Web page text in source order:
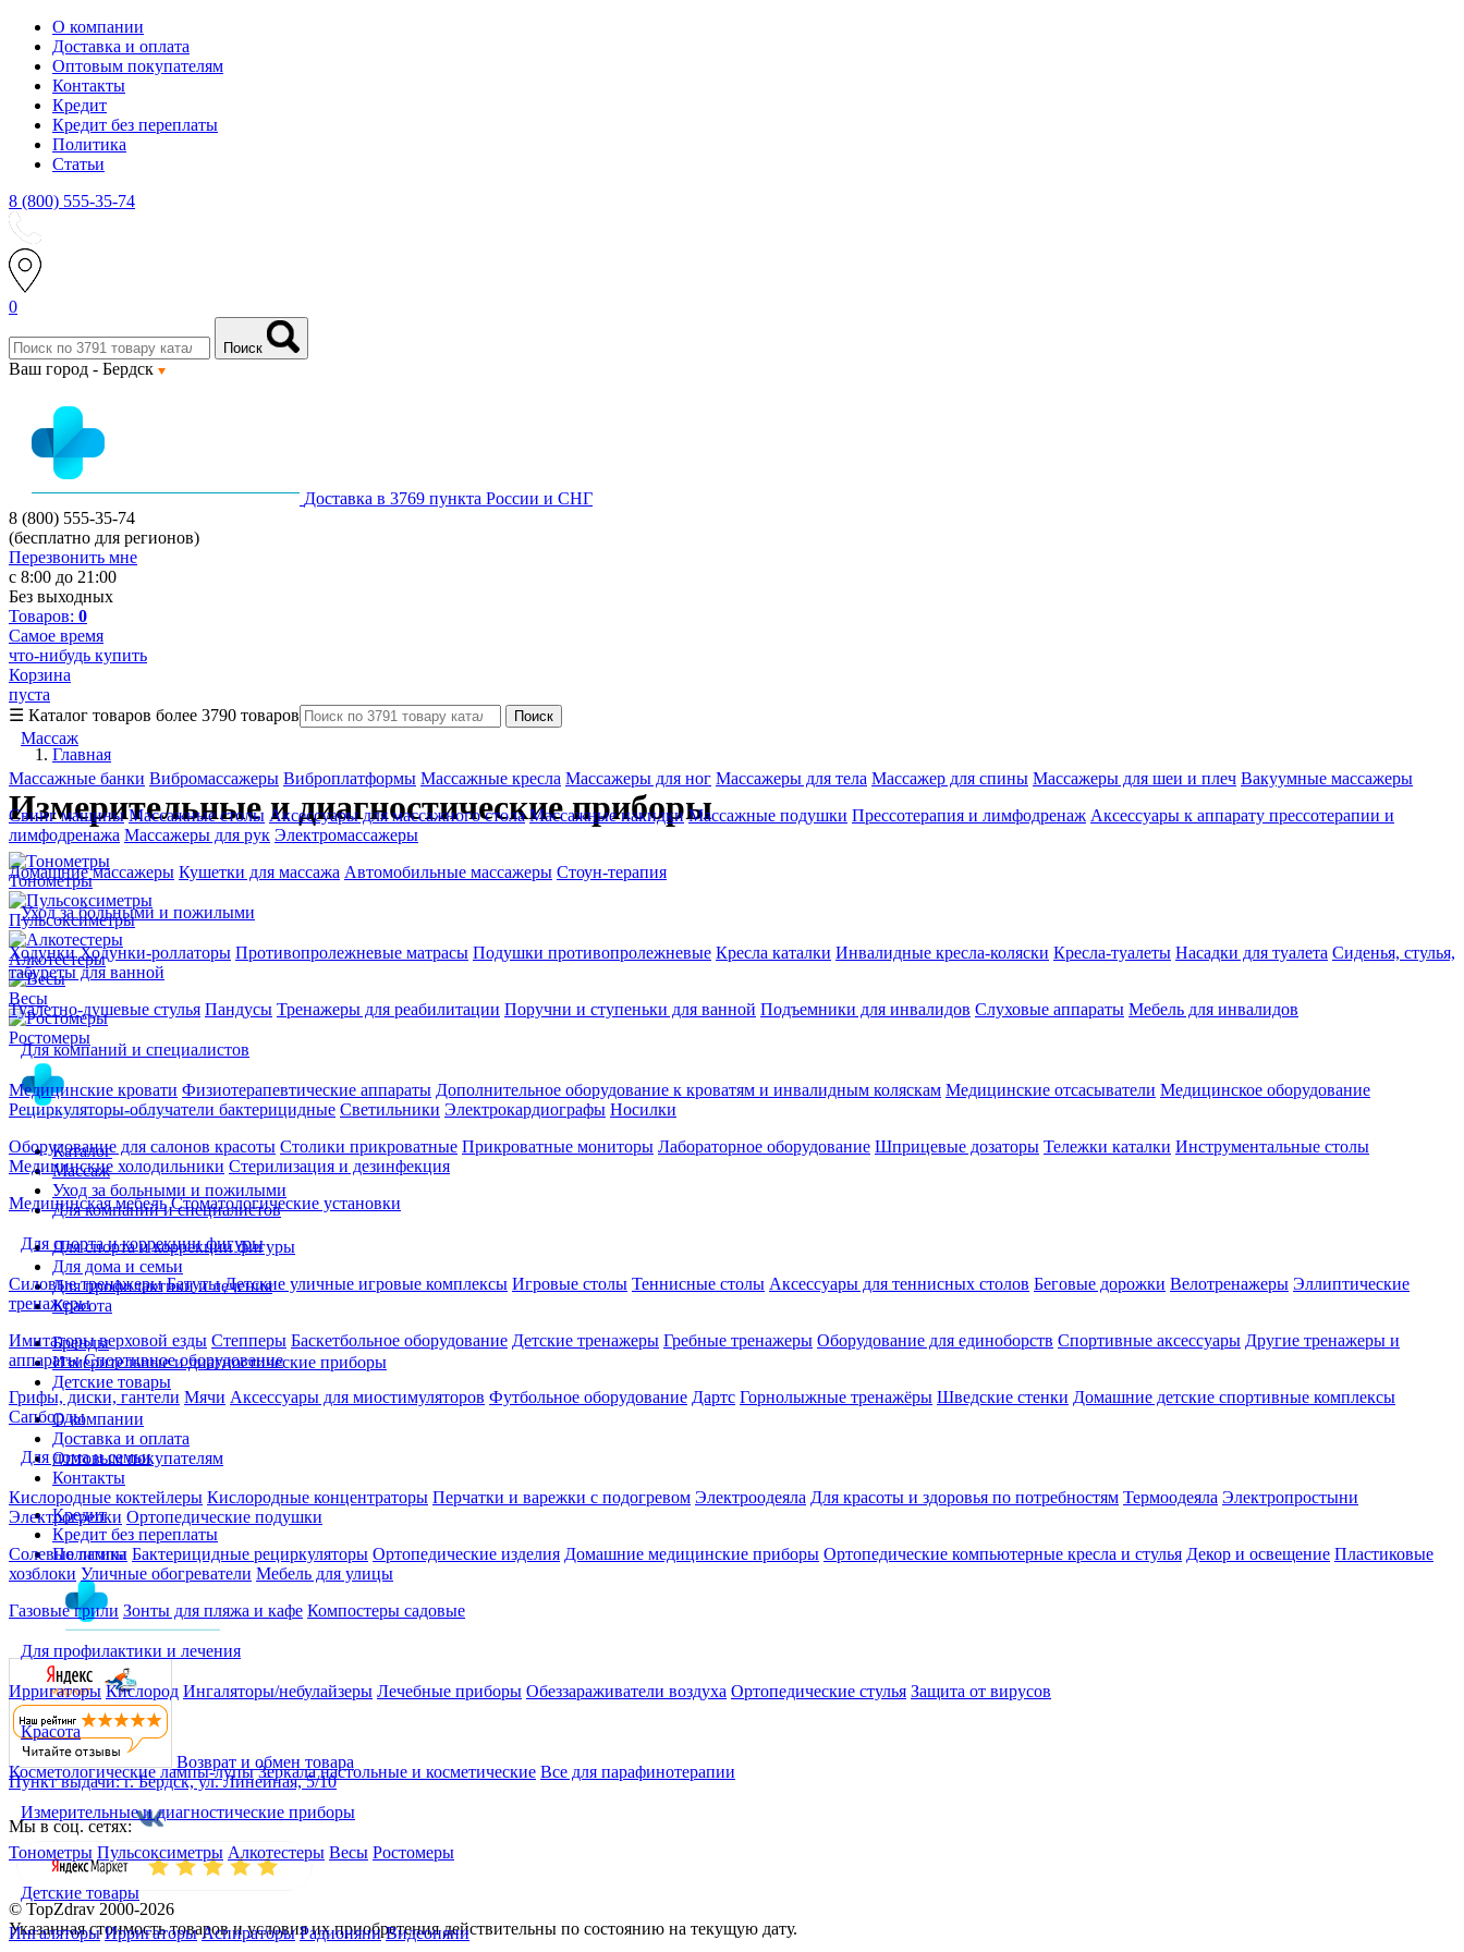
О компании
Доставка и оплата
Оптовым покупателям
Контакты
Кредит
Кредит без переплаты
Политика
Статьи
8 (800) 555-35-74
0
Поиск
Ваш город - Бердск
Доставка в 3769 пункта России и СНГ
8 (800) 555-35-74
(бесплатно для регионов)
Перезвонить мне
с 8:00 до 21:00
Без выходных
Товаров: 0
Самое время
что-нибудь купить
Корзина
пуста
☰ Каталог товаров более 3790 товаров
Массаж
Массажные банки Вибромассажеры Виброплатформы Массажные кресла Массажеры для ног Массажеры для тела Массажер для спины Массажеры для шеи и плеч Вакуумные массажеры
Свинг машины Массажные столы Аксессуары для массажного стола Массажные накидки Массажные подушки Прессотерапия и лимфодренаж Аксессуары к аппарату прессотерапии и
лимфодренажа Массажеры для рук Электромассажеры
Домашние массажеры Кушетки для массажа Автомобильные массажеры Стоун-терапия
Уход за больными и пожилыми
ХодункиХодунки-роллаторы Противопролежневые матрасы Подушки противопролежневые Кресла каталки Инвалидные кресла-коляски Кресла-туалеты Насадки для туалета Сиденья, стулья,
табуреты для ванной
Туалетно-душевые стулья Пандусы Тренажеры для реабилитации Поручни и ступеньки для ванной Подъемники для инвалидов Слуховые аппараты Мебель для инвалидов
Для компаний и специалистов
Медицинские кровати Физиотерапевтические аппараты Дополнительное оборудование к кроватям и инвалидным коляскам Медицинские отсасыватели Медицинское оборудование
Рециркуляторы-облучатели бактерицидные Светильники Электрокардиографы Носилки
Оборудование для салонов красоты Столики прикроватные Прикроватные мониторы Лабораторное оборудование Шприцевые дозаторы Тележки каталки Инструментальные столы
Медицинские холодильники Стерилизация и дезинфекция
Медицинская мебель Стоматологические установки
Для спорта и коррекции фигуры
Силовые тренажеры Батуты Детские уличные игровые комплексы Игровые столы Теннисные столы Аксессуары для теннисных столов Беговые дорожки Велотренажеры Эллиптические
тренажеры
Имитаторы верховой езды Степперы Баскетбольное оборудование Детские тренажеры Гребные тренажеры Оборудование для единоборств Спортивные аксессуары Другие тренажеры и
аппараты Спортивное оборудование
Грифы, диски, гантели Мячи Аксессуары для миостимуляторов Футбольное оборудование Дартс Горнолыжные тренажёры Шведские стенки Домашние детские спортивные комплексы
Сапборды
Для дома и семьи
Кислородные коктейлеры Кислородные концентраторы Перчатки и варежки с подогревом Электроодеяла Для красоты и здоровья по потребностям Термоодеяла Электропростыни
Электрогрелки Ортопедические подушки
Солевые лампы Бактерицидные рециркуляторы Ортопедические изделия Домашние медицинские приборы Ортопедические компьютерные кресла и стулья Декор и освещение Пластиковые
хозблоки Уличные обогреватели Мебель для улицы
Газовые грили Зонты для пляжа и кафе Компостеры садовые
Для профилактики и лечения
Ирригаторы Кислород Ингаляторы/небулайзеры Лечебные приборы Обеззараживатели воздуха Ортопедические стулья Защита от вирусов
Красота
Косметологические лампы-лупы Зеркала настольные и косметические Все для парафинотерапии
Измерительные и диагностические приборы
Тонометры Пульсоксиметры Алкотестеры Весы Ростомеры
Детские товары
Ингаляторы Ирригаторы Аспираторы Радионяни Видеоняни
Поиск
Главная
Измерительные и диагностические приборы
Тонометры
Пульсоксиметры
Алкотестеры
Весы
Ростомеры
Каталог
Массаж
Уход за больными и пожилыми
Для компаний и специалистов
Для спорта и коррекции фигуры
Для дома и семьи
Для профилактики и лечения
Красота
Бренды
Измерительные и диагностические приборы
Детские товары
О компании
Доставка и оплата
Оптовым покупателям
Контакты
Кредит
Кредит без переплаты
Политика
Возврат и обмен товара
Пункт выдачи: г. Бердск, ул. Линейная, 5/10
Мы в соц. сетях:
© TopZdrav 2000-2026
Указанная стоимость товаров и условия их приобретения действительны по состоянию на текущую дату.